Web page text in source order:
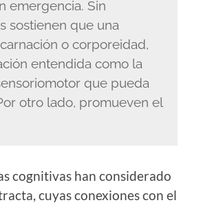
emergencia. Sin
sostienen que una
o corporeidad,
entendida como la
que pueda
otro lado, promueven el
cognitivas han considerado
cuyas conexiones con el